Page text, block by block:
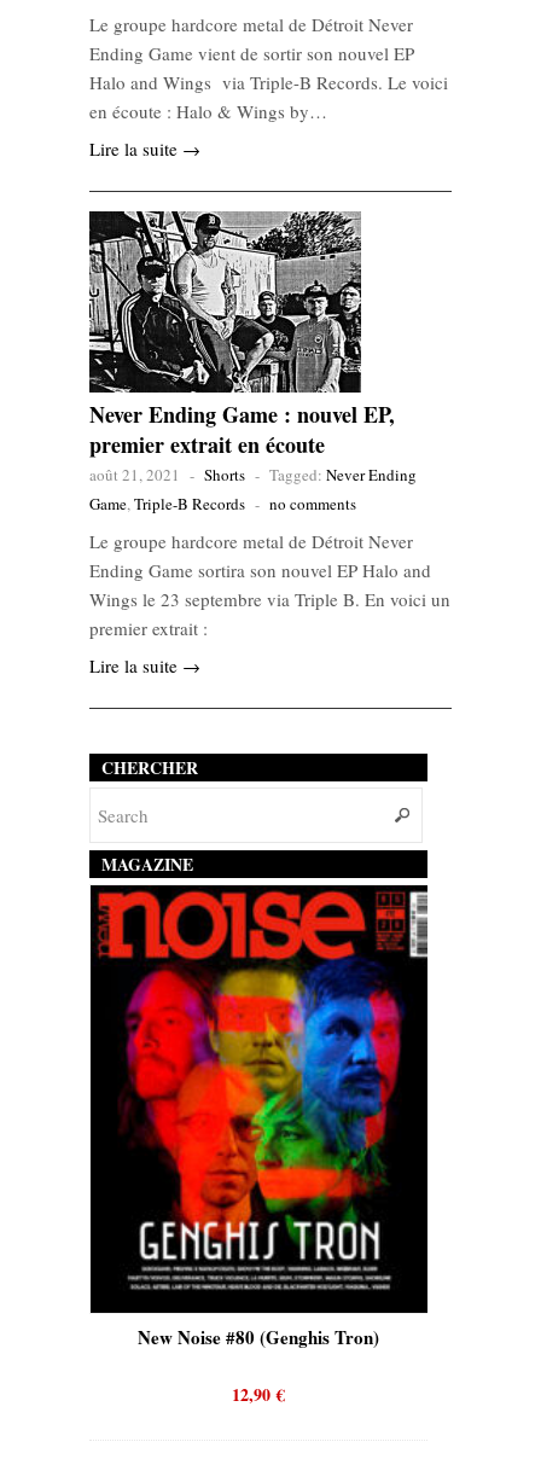
Le groupe hardcore metal de Détroit Never
Ending Game vient de sortir son nouvel EP
Halo and Wings via Triple-B Records. Le voici
en écoute : Halo & Wings by…
Lire la suite →
Never Ending Game : nouvel EP,
premier extrait en écoute
août 21, 2021 - Shorts - Tagged: Never Ending
Game,Triple-B Records - no comments
Le groupe hardcore metal de Détroit Never
Ending Game sortira son nouvel EP Halo and
Wings le 23 septembre via Triple B. En voici un
premier extrait :
Lire la suite →
CHERCHER
MAGAZINE
New Noise #80 (Genghis Tron)
12,90€